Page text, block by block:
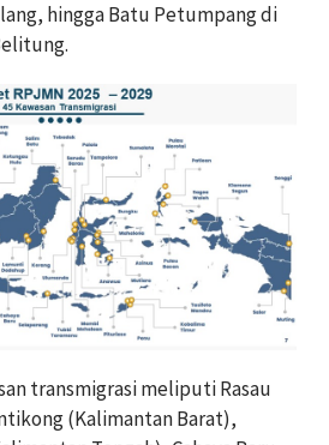
hingga Batu Petumpang di
transmigrasi meliputi Rasau
(Kalimantan Barat),